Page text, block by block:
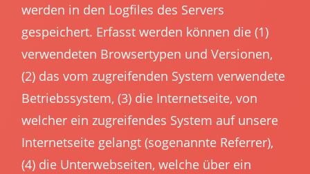
werden in den Logfiles des Servers
gespeichert. Erfasst werden können die (1)
verwendeten Browsertypen und Versionen,
(2) das vom zugreifenden System verwendete
Betriebssystem, (3) die Internetseite, von
welcher ein zugreifendes System auf unsere
Internetseite gelangt (sogenannte Referrer),
(4) die Unterwebseiten, welche über ein